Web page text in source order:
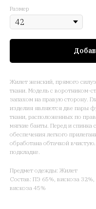
Размер
Жилет женский, прямого
ткани. Модель с воротником-
запахом на правую сторону.
изделия являются две пары
ткани, расположенных по
мягкие банты. Перед и
обеспечения легкого
обработана обтачкой
подкладке.
Предмет одежды: Жилет
Состав: ПЭ 65%, вискоза
вискоза 45%